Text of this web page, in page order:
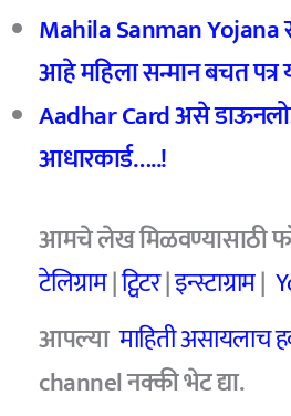
Mahila Sanman Yojana
आहे महिलासन्मान बचत पत्र
Aadhar Cardअसे
आधारकार्ड…..!
आमचेलेख मिळवण्यासाठी
टेलिग्राम|ट्विटर|इन्स्टाग्राम|
आपल्या माहिती असायलाच
channelनक्की भेट द्या.